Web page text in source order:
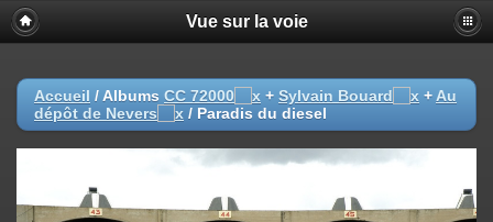
Vue sur la voie
Accueil / Albums CC 72000 + Sylvain Bouard + Au
dépôt de Nevers
/ Paradis du diesel